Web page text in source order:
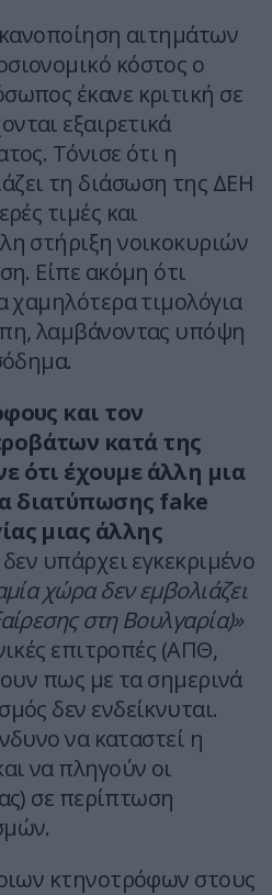
αιτημάτων
κόστος ο
έκανε κριτική σε
εξαιρετικά
Τόνισε ότι η
τη διάσωση της ΔΕΗ
τιμές και
στήριξη νοικοκυριών
Είπε ακόμη ότι
χαμηλότερα τιμολόγια
λαμβάνοντας υπόψη
και τον
κατά της
ότι έχουμε άλλη μια
διατύπωσης fake
μιας άλλης
υπάρχει εγκεκριμένο
χώρα δεν εμβολιάζει
στη Βουλγαρία)»
επιτροπές (ΑΠΘ,
πως με τα σημερινά
δεν ενδείκνυται.
να καταστεί η
να πληγούν οι
σε περίπτωση
κτηνοτρόφων στους